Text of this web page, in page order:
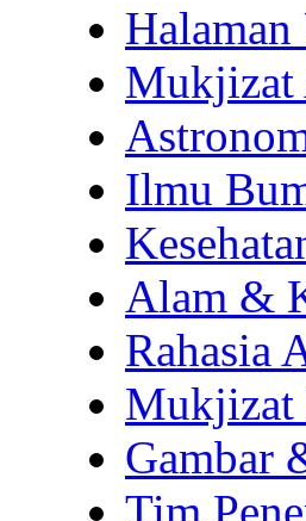
Halaman
Mukjizat
Ilmu
Alam &
Rahasia
Mukjizat
Gambar
Tim